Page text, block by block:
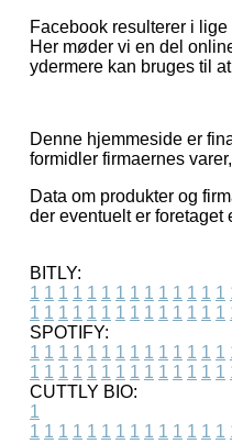
Facebook resulterer i
Her møder vi en del
ydermere kan bruges til
Denne hjemmeside er
formidler firmaernes
Data om produkter og
der eventuelt er foretaget
BITLY:
1 1 1 1 1 1 1 1 1 1 1 1 1 1
1 1 1 1 1 1 1 1 1 1 1 1 1 1
SPOTIFY:
1 1 1 1 1 1 1 1 1 1 1 1 1 1
1 1 1 1 1 1 1 1 1 1 1 1 1 1
CUTTLY BIO:
1
1 1 1 1 1 1 1 1 1 1 1 1 1 1